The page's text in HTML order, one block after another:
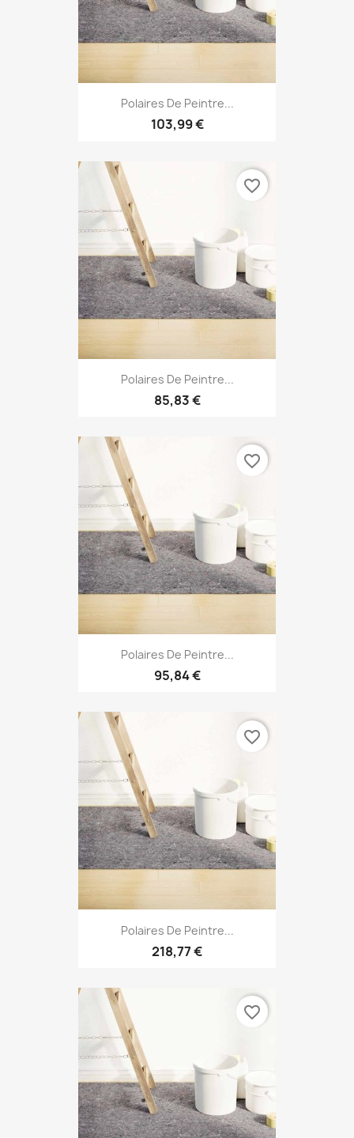
Polaires De Peintre...
103,99 €
Polaires De Peintre...
85,83 €
favorite_border
Polaires De Peintre...
95,84 €
favorite_border
Polaires De Peintre...
218,77 €
favorite_border
favorite_border